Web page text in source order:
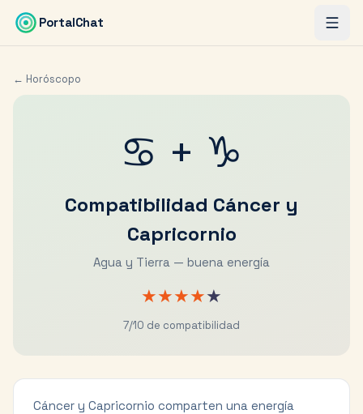
Saltar al contenido principal
PortalChat
← Horóscopo
♋ + ♑
Compatibilidad Cáncer y
Capricornio
Agua y Tierra — buena energía
★★★★★
7/10 de compatibilidad
Cáncer y Capricornio comparten una energía